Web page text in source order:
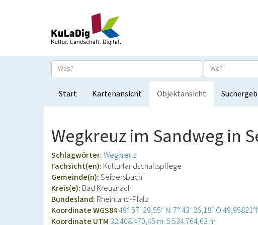
Start Kartenansicht Objektansicht
Wegkreuz im Sandweg in
Schlagwörter:Wegkreuz
Fachsicht(en): Kulturlandschaftspflege
Gemeinde(n):Seibersbach
Kreis(e): Bad Kreuznach
Bundesland: Rheinland-Pfalz
Koordinate WGS8449° 57′ 29,55″ N: 7° 43′ 26,18″ O
Koordinate UTM 32.408.470,45 m: 5.534.764,63 m